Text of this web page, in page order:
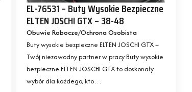
EL-76531 – Buty Wysokie Bezpieczne
ELTEN JOSCHI GTX – 38-48
Obuwie Robocze Ochrona Osobista
Buty wysokie bezpieczne ELTEN JOSCHI GTX –
Twój niezawodny partner w pracy Buty wysokie
bezpieczne ELTEN JOSCHI GTX to doskonały
wybór dla każdego, kto…